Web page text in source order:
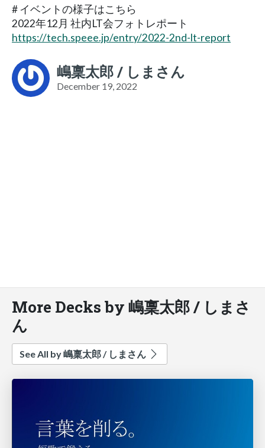
# イベントの様子はこちら
2022年12月 社内LT会フォトレポート
https://tech.speee.jp/entry/2022-2nd-lt-report
嶋稟太郎 / しまさん
December 19, 2022
More Decks by 嶋稟太郎 / しまさ
ん
See All by 嶋稟太郎 / しまさん